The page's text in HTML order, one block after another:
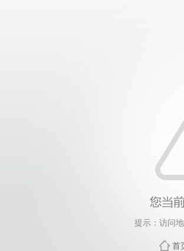
提示：访问
首